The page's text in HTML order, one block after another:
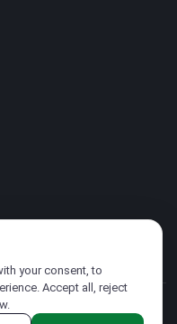
pridržana
your consent, to
Accept all, reject